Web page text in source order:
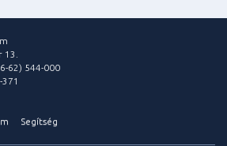
62) 544-000
Segítség